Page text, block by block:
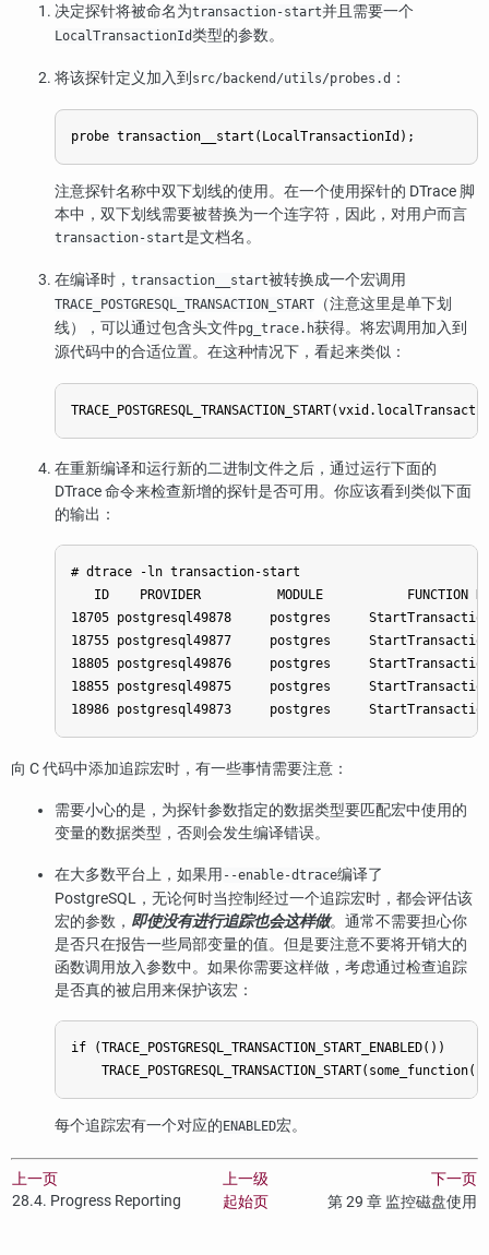
决定探针将被命名为transaction-start并且需要一个
LocalTransactionId类型的参数。
将该探针定义加入到 src/backend/utils/probes.d ：
注意探针名称中双下划线的使用。在一个使用探针的 DTrace 脚
本中，双下划线需要被替换为一个连字符，因此，对用户而言
transaction-start是文档名。
在编译时， transaction__start被转换成一个宏调用
TRACE_POSTGRESQL_TRANSACTION_START
（注意这里是单下划
线），可以通过包含头文件pg_trace.h获得。将宏调用加入到
源代码中的合适位置。在这种情况下，看起来类似：
在重新编译和运行新的二进制文件之后，通过运行下面的
DTrace 命令来检查新增的探针是否可用。你应该看到类似下面
的输出：
# dtrace -ln transaction-start
ID    PROVIDER          MODULE           FUNCTION
18705 postgresql49878     postgres
18755 postgresql49877     postgres
18805 postgresql49876     postgres
18855 postgresql49875     postgres
向 C 代码中添加追踪宏时，有一些事情需要注意：
需要小心的是，为探针参数指定的数据类型要匹配宏中使用的
变量的数据类型，否则会发生编译错误。
在大多数平台上，如果用 --enable-dtrace编译了
PostgreSQL ，无论何时当控制经过一个追踪宏时，都会评估该
宏的参数， 即使没有进行追踪也会这样做。通常不需要担心你
是否只在报告一些局部变量的值。但是要注意不要将开销大的
函数调用放入参数中。如果你需要这样做，考虑通过检查追踪
是否真的被启用来保护该宏：
if (TRACE_POSTGRESQL_TRANSACTION_START_ENABLED())
每个追踪宏有一个对应的 ENABLED宏。
上一页 上一级
下一页
28.4. Progress Reporting
起始页 第 29 章 监控磁盘使用